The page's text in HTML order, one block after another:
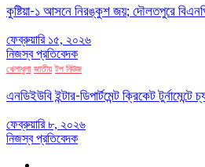
কুষ্টিয়া-১ আসনে নিরঙ্কুশ জয়; দৌলতপুরে
ফেব্রুয়ারি ১৫, ২০২৬
নিজস্ব প্রতিবেদক
খেলাধুলা জাতীয় টপ নিউজ
এনডিইউবি ইন্টার-ডিপার্টমেন্ট ক্রিকেট টুর্নামেন্টে
ফেব্রুয়ারি ৮, ২০২৬
নিজস্ব প্রতিবেদক